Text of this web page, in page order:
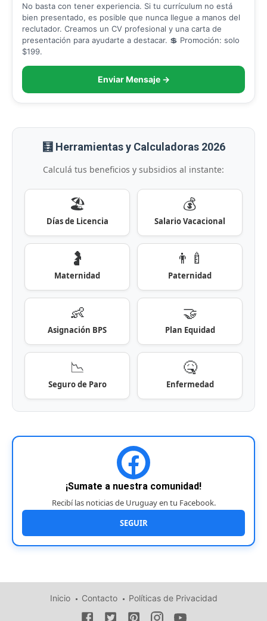
No basta con tener experiencia. Si tu currículum no está
bien presentado, es posible que nunca llegue a manos del
reclutador. Creamos un CV profesional y una carta de
presentación para ayudarte a destacar. 💲 Promoción: solo
$199.
Enviar Mensaje →
🧮 Herramientas y Calculadoras 2026
Calculá tus beneficios y subsidios al instante:
🏖️
Días de Licencia
💰
Salario Vacacional
🤰
Maternidad
👨‍🍼
Paternidad
👶
Asignación BPS
🤝
Plan Equidad
📉
Seguro de Paro
🤒
Enfermedad
¡Sumate a nuestra comunidad!
Recibí las noticias de Uruguay en tu Facebook.
SEGUIR
Inicio Contacto Políticas de Privacidad